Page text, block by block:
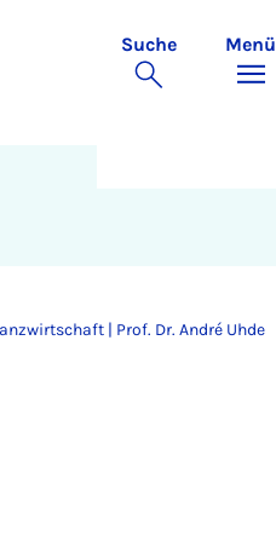
Suche Menü
| Prof. Dr. André Uhde